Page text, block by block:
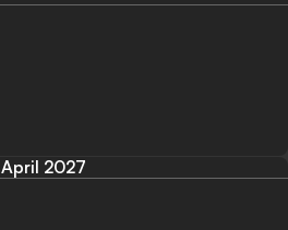
April 2027